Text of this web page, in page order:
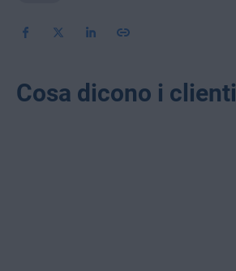
Cosa dicono i clienti